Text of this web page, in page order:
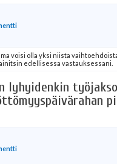
voisi olla yksi niista
edellisessa vastauksessani.
lyhyidenkin